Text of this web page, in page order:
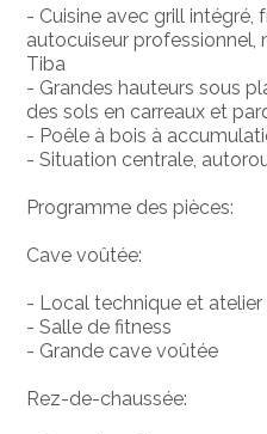
- Cuisine avec grill intégré,
autocuiseur professionnel,
Tiba
- Grandes hauteurs sous
des sols en carreaux et
- Poêle à bois à
- Situation centrale,
Programme des pièces:
Cave voûtée:
- Local technique et atelier
- Salle de fitness
- Grande cave voûtée
Rez-de-chaussée: